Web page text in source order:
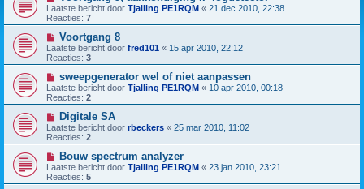
Laatste bericht door Tjalling PE1RQM « 21 dec 2010, 22:38
Reacties: 7
Voortgang 8
Laatste bericht door fred101 « 15 apr 2010, 22:12
Reacties: 3
sweepgenerator wel of niet aanpassen
Laatste bericht door Tjalling PE1RQM « 10 apr 2010, 00:18
Reacties: 2
Digitale SA
Laatste bericht door rbeckers « 25 mar 2010, 11:02
Reacties: 2
Bouw spectrum analyzer
Laatste bericht door Tjalling PE1RQM « 23 jan 2010, 23:21
Reacties: 5